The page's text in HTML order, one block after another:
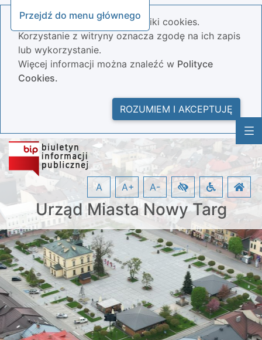
Przejdź do menu głównego
Nasza strona wykorzystuje pliki cookies.
Korzystanie z witryny oznacza zgodę na ich zapis
lub wykorzystanie.
Więcej informacji można znaleźć w Polityce
Cookies.
ROZUMIEM I AKCEPTUJĘ
Urząd Miasta Nowy Targ
A A+ A-